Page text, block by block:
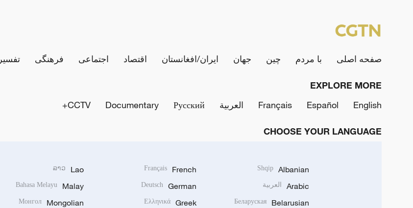
صفحه اصلی با مردم چین جهان ایران/افغانستان اقتصاد اجتماعی فرهنگی تفسیر
EXPLORE MORE
English
Español
Français العربية Русский
Documentary
CCTV+
CHOOSE YOUR LANGUAGE
Albanian
Shqip
Arabic العربية
Belarusian
Беларуская
French
Français
German
Deutsch
Greek
Ελληνικά
Lao
ລາວ
Malay
Bahasa Melayu
Mongolian
Монгол